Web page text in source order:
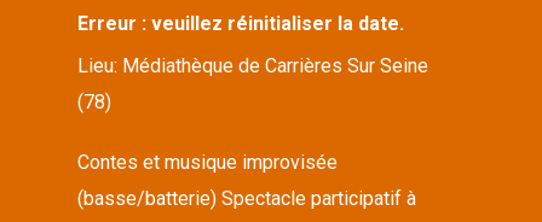
Erreur : veuillez réinitialiser la date.
Lieu: Médiathèque de Carrières Sur Seine
(78)
Contes et musique improvisée
(basse/batterie) Spectacle participatif à